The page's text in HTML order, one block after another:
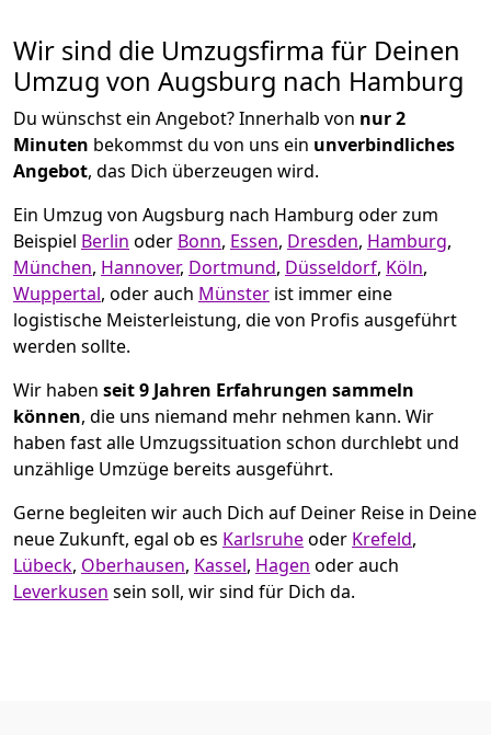
Wir sind die Umzugsfirma für Deinen
Umzug von Augsburg nach Hamburg
Du wünschst ein Angebot? Innerhalb von nur 2
Minuten bekommst du von uns ein unverbindliches
Angebot, das Dich überzeugen wird.
Ein Umzug von Augsburg nach Hamburg oder zum
Beispiel Berlin oder Bonn, Essen, Dresden, Hamburg,
München, Hannover, Dortmund, Düsseldorf, Köln,
Wuppertal, oder auch Münster ist immer eine
logistische Meisterleistung, die von Profis ausgeführt
werden sollte.
Wir haben seit9 Jahren Erfahrungen sammeln
können, die uns niemand mehr nehmen kann. Wir
haben fast alle Umzugssituation schon durchlebt und
unzählige Umzüge bereits ausgeführt.
Gerne begleiten wir auch Dich auf Deiner Reise in Deine
neue Zukunft, egal ob es Karlsruheoder Krefeld,
Lübeck, Oberhausen, Kassel, Hagen oder auch
Leverkusen sein soll, wir sind für Dich da.